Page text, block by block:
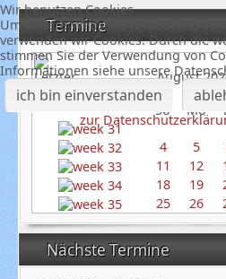
Termine
August
So
Mo
4
5
11
12
18
19
25
26
Nächste Termine
Wir benutzen Cookies
Um unsere Webseite fortlaufend
verwenden wir Cookies. Durch die
stimmen Sie der Verwendung von
Informationen siehe unsere
ich bin einverstanden
zur